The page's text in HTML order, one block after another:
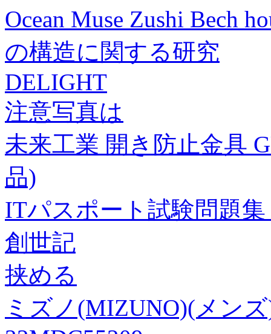
Ocean Muse Zushi Bech
の構造に関する研究
DELIGHT
注意写真は
未来工業 開き防止金具
品)
ITパスポート試験問題
創世記
挟める
ミズノ(MIZUNO)(メン